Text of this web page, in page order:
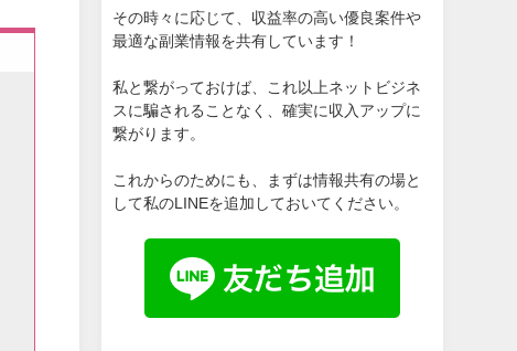
その時々に応じて、収益率の高い優良案件や
最適な副業情報を共有しています！
私と繋がっておけば、これ以上ネットビジネ
スに騙されることなく、確実に収入アップに
繋がります。
これからのためにも、まずは情報共有の場と
して私のLINEを追加しておいてください。